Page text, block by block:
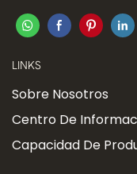
LINKS
Sobre Nosotros
Centro De
Capacidad De